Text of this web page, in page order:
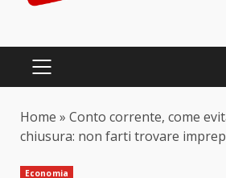
PRIMARY
Home » Conto corrente, come
chiusura: non farti trovare
Economia